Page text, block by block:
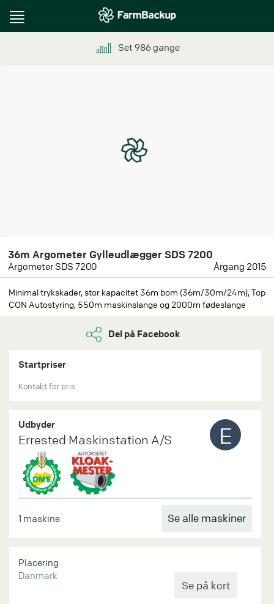
Toggle
Set 986gange
36m Argometer Gylleudlægger SDS 7200
Argometer SDS 7200 Årgang 2015
Minimal trykskader, stor kapacitet 36m bom (36m/30m/24m), Top
CON Autostyring, 550m maskinslange og 2000m fødeslange
Del på Facebook
Startpriser
Kontakt for pris
Udbyder
Errested Maskinstation A/S E
1 maskine Se alle maskiner
Placering
Danmark